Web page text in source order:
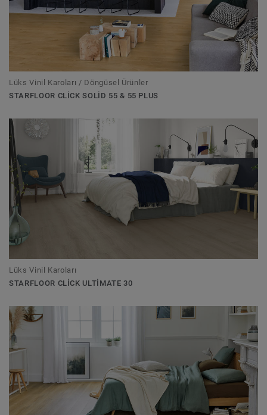
Lüks Vinil Karoları / Döngüsel Ürünler
STARFLOOR CLICK SOLID 55 & 55 PLUS
Lüks Vinil Karoları
STARFLOOR CLICK ULTIMATE 30